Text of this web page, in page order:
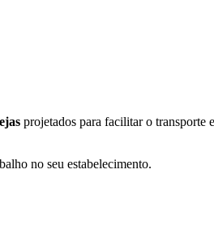
projetados para facilitar o transporte
no seu estabelecimento.